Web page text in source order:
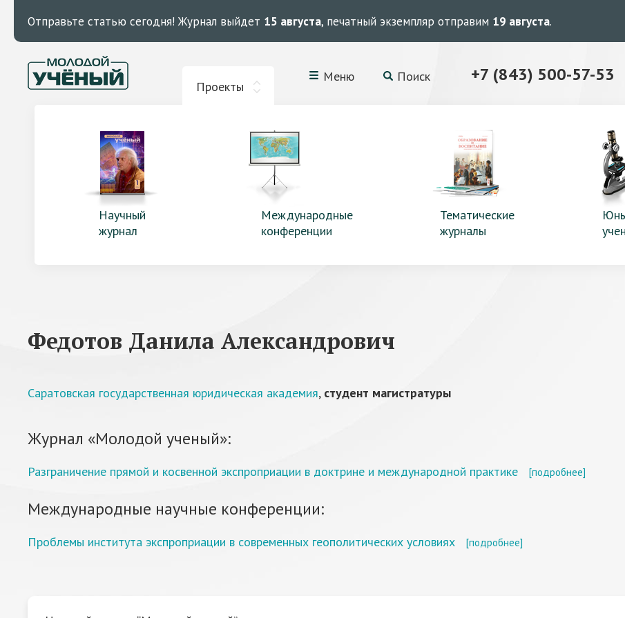
Отправьте статью сегодня! Журнал выйдет 15 августа, печатный экземпляр отправим 19 августа.
Проекты
Меню Поиск +7 (843) 500-57-53
Научный
журнал
Международные
конференции
Тематические
журналы
Федотов Данила Александрович
Саратовская государственная юридическая академия, студент магистратуры
Журнал «Молодой ученый»:
Разграничение прямой и косвенной экспроприации в доктрине и международной практике [подробнее]
Международные научные конференции:
Проблемы института экспроприации в современных геополитических условиях [подробнее]